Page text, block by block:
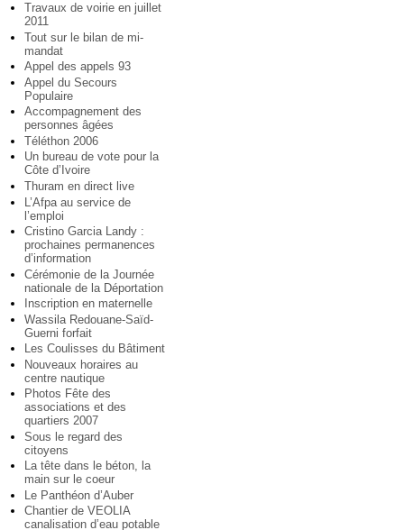
Travaux de voirie en juillet
2011
Tout sur le bilan de mi-
mandat
Appel des appels 93
Appel du Secours
Populaire
Accompagnement des
personnes âgées
Téléthon 2006
Un bureau de vote pour la
Côte d’Ivoire
Thuram en direct live
L’Afpa au service de
l’emploi
Cristino Garcia Landy :
prochaines permanences
d’information
Cérémonie de la Journée
nationale de la Déportation
Inscription en maternelle
Wassila Redouane-Saïd-
Guerni forfait
Les Coulisses du Bâtiment
Nouveaux horaires au
centre nautique
Photos Fête des
associations et des
quartiers 2007
Sous le regard des
citoyens
La tête dans le béton, la
main sur le coeur
Le Panthéon d’Auber
Chantier de VEOLIA
canalisation d’eau potable